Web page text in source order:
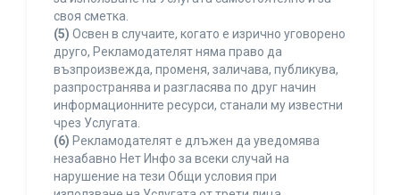
своя сметка.
(5) Освен в случаите, когато е изрично уговорено
друго, Рекламодателят няма право да
възпроизвежда, променя, заличава, публикува,
разпространява и разгласява по друг начин
информационните ресурси, станали му известни
чрез Услугата.
(6) Рекламодателят е длъжен да уведомява
незабавно Нет Инфо за всеки случай на
нарушение на тези Общи условия при